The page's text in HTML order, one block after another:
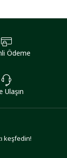
Ödeme
Ulaşın
keşfedin!